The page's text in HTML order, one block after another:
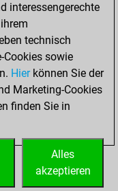
0
1
interessengerechte
technisch
Cookies sowie
Hierkönnen Sie der
Marketing-Cookies
finden Sie in
Alles
akzeptieren